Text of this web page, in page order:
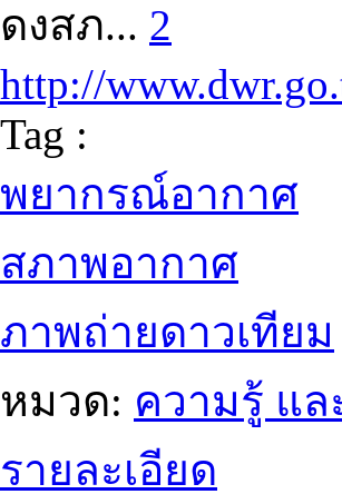
ดงสภ... 2
http://
Tag :
พยากรณ์อากาศ
สภาพอากาศ
ภาพถ่ายดาวเทียม
หมวด: ความรู้ แ
รายละเอียด